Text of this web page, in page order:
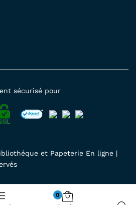
et Papeterie En ligne |
sécurisé pour
0